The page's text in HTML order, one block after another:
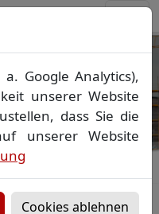
in
▪
Auskünfte und
Google Analytics),
unserer Website
dass Sie die
unserer Website
Cookies ablehnen